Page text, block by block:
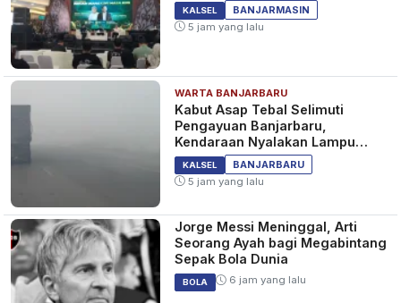
KALSEL
BANJARMASIN
5 jam yang lalu
WARTA BANJARBARU
Kabut Asap Tebal Selimuti
Pengayuan Banjarbaru,
Kendaraan Nyalakan Lampu
Jauh dan Sein
KALSEL
BANJARBARU
5 jam yang lalu
Jorge Messi Meninggal, Arti
Seorang Ayah bagi Megabintang
Sepak Bola Dunia
BOLA 6 jam yang lalu